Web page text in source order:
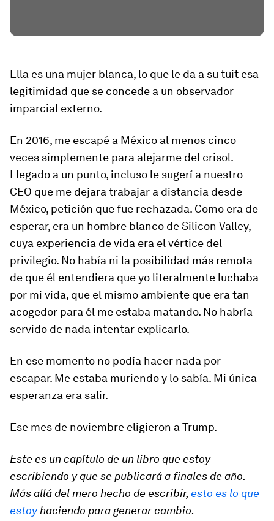
Ella es una mujer blanca, lo que le da a su tuit esa
legitimidad que se concede a un observador
imparcial externo.
En 2016, me escapé a México al menos cinco
veces simplemente para alejarme del crisol.
Llegado a un punto, incluso le sugerí a nuestro
CEO que me dejara trabajar a distancia desde
México, petición que fue rechazada. Como era de
esperar, era un hombre blanco de Silicon Valley,
cuya experiencia de vida era el vértice del
privilegio. No había ni la posibilidad más remota
de que él entendiera que yo literalmente luchaba
por mi vida, que el mismo ambiente que era tan
acogedor para él me estaba matando. No habría
servido de nada intentar explicarlo.
En ese momento no podía hacer nada por
escapar. Me estaba muriendo y lo sabía. Mi única
esperanza era salir.
Ese mes de noviembre eligieron a Trump.
Este es un capítulo de un libro que estoy
escribiendo y que se publicará a finales de año.
Más allá del mero hecho de escribir, esto es lo que
estoyhaciendo para generar cambio.